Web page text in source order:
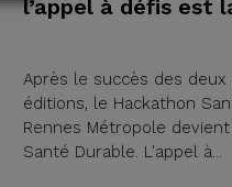
l’appel à défis est
Après le succès des
éditions, le Hackathon
Rennes Métropole
Santé Durable. L'appel à...